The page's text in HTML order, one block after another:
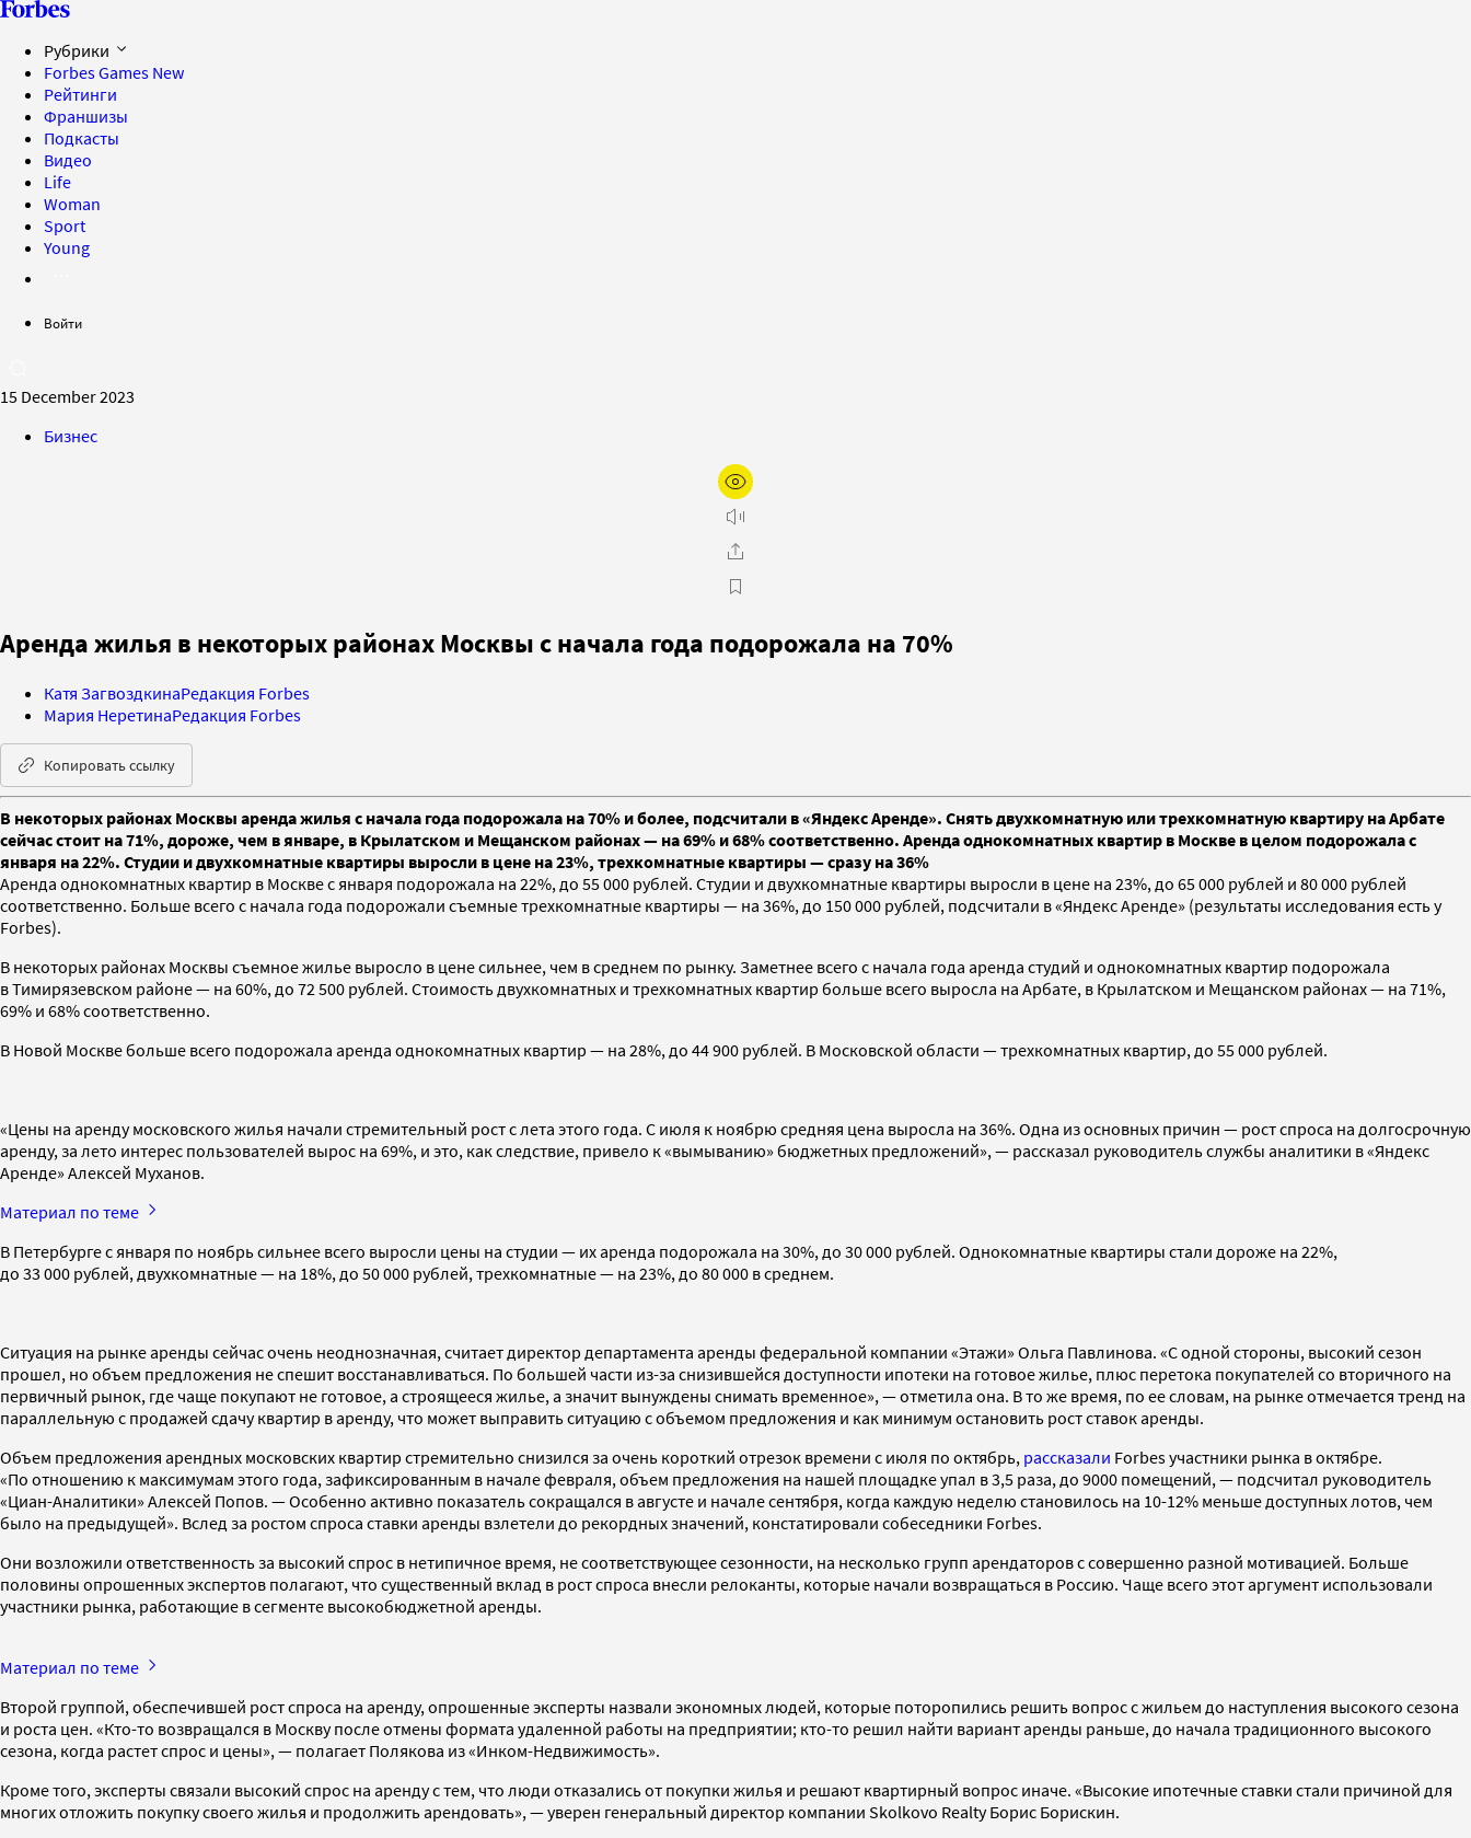
Рубрики
Forbes Games New
Рейтинги
Франшизы
Подкасты
Видео
Life
Woman
Sport
Young
Войти
15 December 2023
Бизнес
Аренда жилья в некоторых районах Москвы с начала года подорожала на 70%
Катя ЗагвоздкинаРедакция Forbes
Мария НеретинаРедакция Forbes
Копировать ссылку
В некоторых районах Москвы аренда жилья с начала года подорожала на 70% и более, подсчитали в «Яндекс Аренде». Снять двухкомнатную или трехкомнатную квартиру на Арбате
сейчас стоит на 71%, дороже, чем в январе, в Крылатском и Мещанском районах — на 69% и 68% соответственно. Аренда однокомнатных квартир в Москве в целом подорожала с
января на 22%. Студии и двухкомнатные квартиры выросли в цене на 23%, трехкомнатные квартиры — сразу на 36%
Аренда однокомнатных квартир в Москве с января подорожала на 22%, до 55 000 рублей. Студии и двухкомнатные квартиры выросли в цене на 23%, до 65 000 рублей и 80 000 рублей
соответственно. Больше всего с начала года подорожали съемные трехкомнатные квартиры — на 36%, до 150 000 рублей, подсчитали в «Яндекс Аренде» (результаты исследования есть у
Forbes).
В некоторых районах Москвы съемное жилье выросло в цене сильнее, чем в среднем по рынку. Заметнее всего с начала года аренда студий и однокомнатных квартир подорожала
в Тимирязевском районе — на 60%, до 72 500 рублей. Стоимость двухкомнатных и трехкомнатных квартир больше всего выросла на Арбате, в Крылатском и Мещанском районах — на 71%,
69% и 68% соответственно.
В Новой Москве больше всего подорожала аренда однокомнатных квартир — на 28%, до 44 900 рублей. В Московской области — трехкомнатных квартир, до 55 000 рублей.
«Цены на аренду московского жилья начали стремительный рост с лета этого года. С июля к ноябрю средняя цена выросла на 36%. Одна из основных причин — рост спроса на долгосрочную
аренду, за лето интерес пользователей вырос на 69%, и это, как следствие, привело к «вымыванию» бюджетных предложений», — рассказал руководитель службы аналитики в «Яндекс
Аренде» Алексей Муханов.
Материал по теме
В Петербурге с января по ноябрь сильнее всего выросли цены на студии — их аренда подорожала на 30%, до 30 000 рублей. Однокомнатные квартиры стали дороже на 22%,
до 33 000 рублей, двухкомнатные — на 18%, до 50 000 рублей, трехкомнатные — на 23%, до 80 000 в среднем.
Ситуация на рынке аренды сейчас очень неоднозначная, считает директор департамента аренды федеральной компании «Этажи» Ольга Павлинова. «С одной стороны, высокий сезон
прошел, но объем предложения не спешит восстанавливаться. По большей части из-за снизившейся доступности ипотеки на готовое жилье, плюс перетока покупателей со вторичного на
первичный рынок, где чаще покупают не готовое, а строящееся жилье, а значит вынуждены снимать временное», — отметила она. В то же время, по ее словам, на рынке отмечается тренд на
параллельную с продажей сдачу квартир в аренду, что может выправить ситуацию с объемом предложения и как минимум остановить рост ставок аренды.
Объем предложения арендных московских квартир стремительно снизился за очень короткий отрезок времени с июля по октябрь, рассказали Forbes участники рынка в октябре.
«По отношению к максимумам этого года, зафиксированным в начале февраля, объем предложения на нашей площадке упал в 3,5 раза, до 9000 помещений, — подсчитал руководитель
«Циан-Аналитики» Алексей Попов. — Особенно активно показатель сокращался в августе и начале сентября, когда каждую неделю становилось на 10-12% меньше доступных лотов, чем
было на предыдущей». Вслед за ростом спроса ставки аренды взлетели до рекордных значений, констатировали собеседники Forbes.
Они возложили ответственность за высокий спрос в нетипичное время, не соответствующее сезонности, на несколько групп арендаторов с совершенно разной мотивацией. Больше
половины опрошенных экспертов полагают, что существенный вклад в рост спроса внесли релоканты, которые начали возвращаться в Россию. Чаще всего этот аргумент использовали
участники рынка, работающие в сегменте высокобюджетной аренды.
Материал по теме
Второй группой, обеспечившей рост спроса на аренду, опрошенные эксперты назвали экономных людей, которые поторопились решить вопрос с жильем до наступления высокого сезона
и роста цен. «Кто-то возвращался в Москву после отмены формата удаленной работы на предприятии; кто-то решил найти вариант аренды раньше, до начала традиционного высокого
сезона, когда растет спрос и цены», — полагает Полякова из «Инком-Недвижимость».
Кроме того, эксперты связали высокий спрос на аренду с тем, что люди отказались от покупки жилья и решают квартирный вопрос иначе. «Высокие ипотечные ставки стали причиной для
многих отложить покупку своего жилья и продолжить арендовать», — уверен генеральный директор компании Skolkovo Realty Борис Борискин.